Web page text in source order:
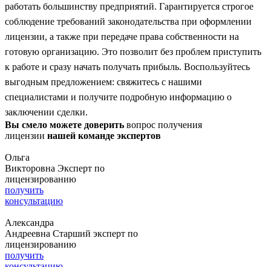
работать большинству предприятий. Гарантируется строгое
соблюдение требований законодательства при оформлении
лицензии, а также при передаче права собственности на
готовую организацию. Это позволит без проблем приступить
к работе и сразу начать получать прибыль. Воспользуйтесь
выгодным предложением: свяжитесь с нашими
специалистами и получите подробную информацию о
заключении сделки.
Вы смело можете доверить вопрос получения
лицензии нашей команде экспертов
Ольга
Викторовна Эксперт по
лицензированию
получить
консультацию
Александра
Андреевна Старший эксперт по
лицензированию
получить